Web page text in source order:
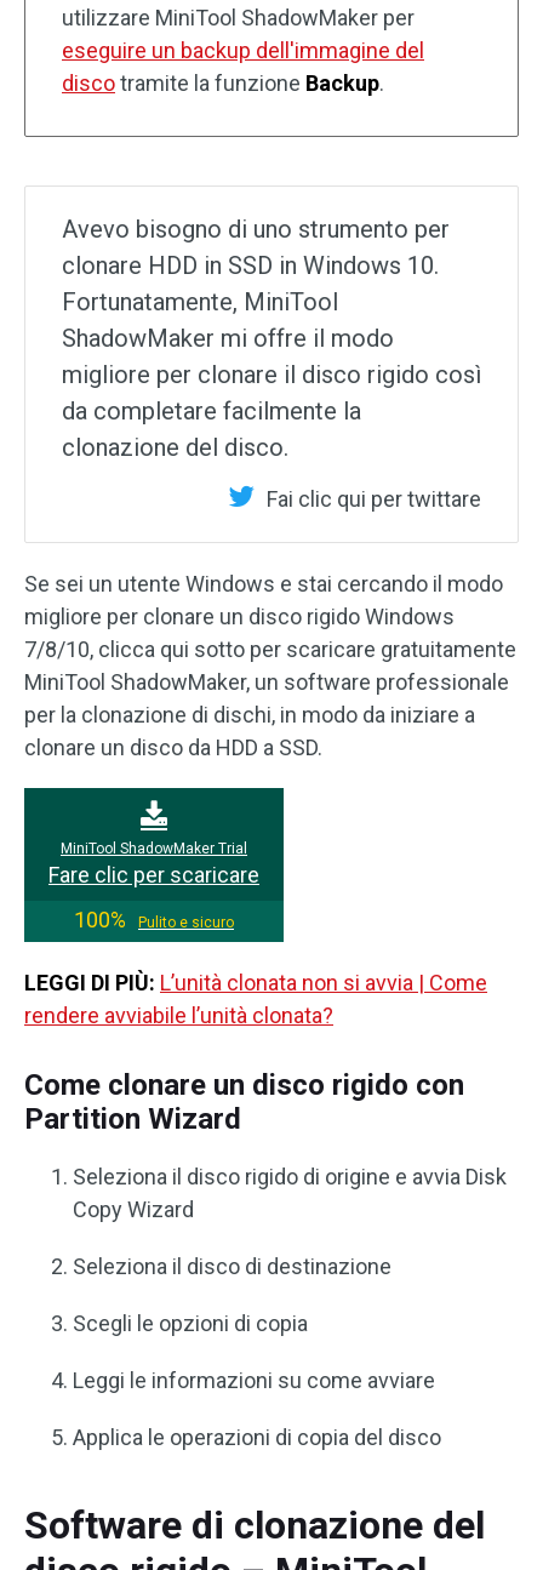
utilizzare MiniTool ShadowMaker per
eseguire un backup dell'immagine del
discotramite la funzione Backup.
Avevo bisogno di uno strumento per
clonare HDD in SSD in Windows 10.
Fortunatamente, MiniTool
ShadowMaker mi offre il modo
migliore per clonare il disco rigido così
da completare facilmente la
clonazione del disco.
Fai clic qui per twittare
Se sei un utente Windows e stai cercando il modo
migliore per clonare un disco rigido Windows
7/8/10, clicca qui sotto per scaricare gratuitamente
MiniTool ShadowMaker, un software professionale
per la clonazione di dischi, in modo da iniziare a
clonare un disco da HDD a SSD.
MiniTool ShadowMaker Trial
Fare clic per scaricare
100%
Pulito e sicuro
LEGGI DI PIÙ: L’unità clonata non si avvia | Come
rendere avviabile l’unità clonata?
Come clonare un disco rigido con
Partition Wizard
Seleziona il disco rigido di origine e avvia Disk
Copy Wizard
Seleziona il disco di destinazione
Scegli le opzioni di copia
Leggi le informazioni su come avviare
Applica le operazioni di copia del disco
Software di clonazione del